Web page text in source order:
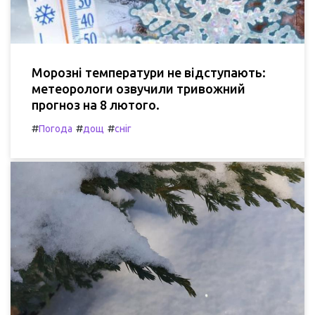
Морозні температури не відступають:
метеорологи озвучили тривожний
прогноз на 8 лютого.
#Погода #дощ #сніг